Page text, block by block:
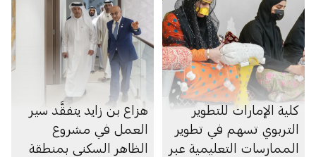
كلية الإمارات للتطوير
التربوي تسهم في تطوير
الممارسات التعليمية عبر
هزاع بن زايد يتفقَّد سير
العمل في مشروع
الظاهر السكني بمنطقة